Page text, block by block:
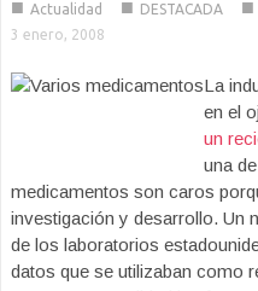
■ Actualidad ■ DESTACADA ■
3 enero, 2008
La
en el
un
una
medicamentos son caros
investigación y desarrollo. Un
de los laboratorios
datos que se utilizaban como